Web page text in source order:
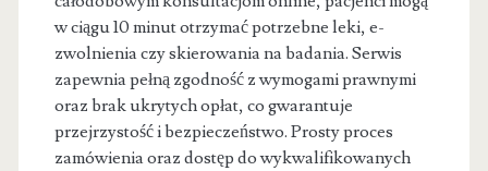
w ciągu 10 minut otrzymać potrzebne leki, e-
zwolnienia czy skierowania na badania. Serwis
zapewnia pełną zgodność z wymogami prawnymi
oraz brak ukrytych opłat, co gwarantuje
przejrzystość i bezpieczeństwo. Prosty proces
zamówienia oraz dostęp do wykwalifikowanych